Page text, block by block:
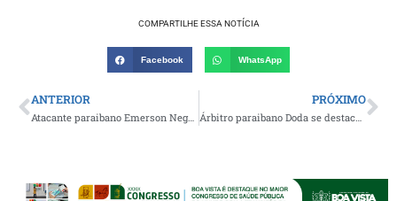
COMPARTILHE ESSA NOTÍCIA
Facebook WhatsApp
ANTERIOR
Atacante paraibano Emerson Negueba brilha na Coreia do Sul e ajuda Jeju SK a vencer líder da Liga K1
PRÓXIMO
Árbitro paraibano Doda se destaca em final da maior competição de futebol amador do interior pernambucano